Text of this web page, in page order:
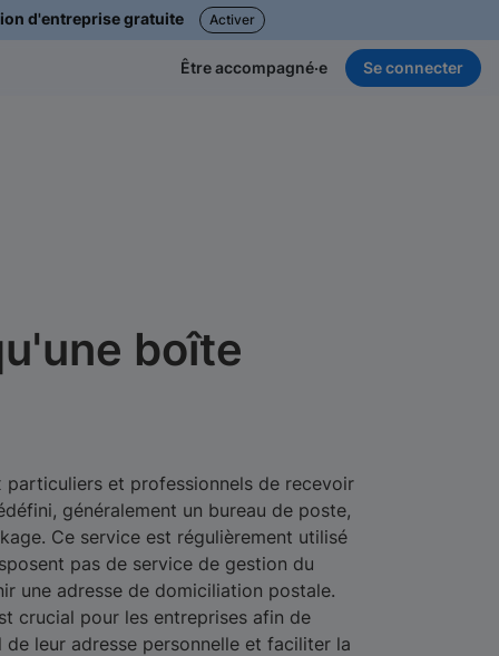
d'entreprise gratuite Activer
Être accompagné·e Se connecter
boîte
et professionnels de recevoir
généralement un bureau de poste,
Ce service est régulièrement utilisé
pas de service de gestion du
une adresse de domiciliation postale.
crucial pour les entreprises afin de
leur adresse personnelle et faciliter la